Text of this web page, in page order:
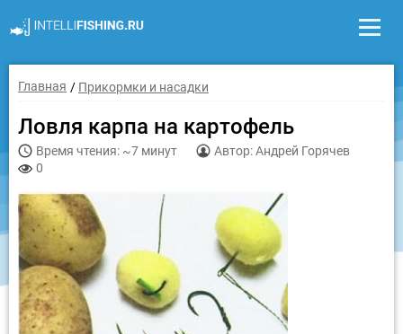
Главная Прикормки и насадки
Ловля карпа на картофель
Время чтения: ~7 минут
Автор: Андрей Горячев
0